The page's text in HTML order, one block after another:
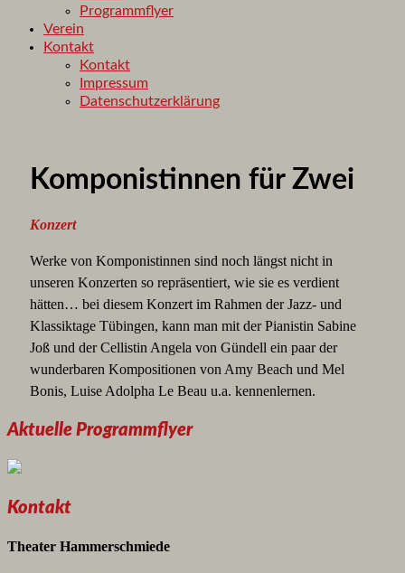
Programmflyer
Verein
Kontakt
Kontakt
Impressum
Datenschutzerklärung
Komponistinnen für Zwei
Konzert
Werke von Komponistinnen sind noch längst nicht in
unseren Konzerten so repräsentiert, wie sie es verdient
hätten… bei diesem Konzert im Rahmen der Jazz- und
Klassiktage Tübingen, kann man mit der Pianistin Sabine
Joß und der Cellistin Angela von Gündell ein paar der
wunderbaren Kompositionen von Amy Beach und Mel
Bonis, Luise Adolpha Le Beau u.a. kennenlernen.
Aktuelle Programmflyer
Kontakt
Theater Hammerschmiede